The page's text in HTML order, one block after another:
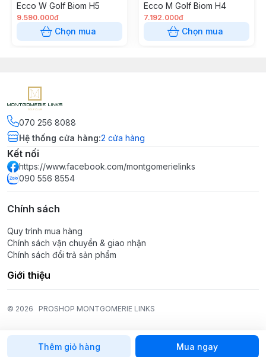
Thêm giỏ hàng Mua ngay
Ecco W Golf Biom H5
9.590.000đ
Chọn mua
Ecco M Golf Biom H4
7.192.000đ
Chọn mua
070 256 8088
Hệ thống cửa hàng:2 cửa hàng
Kết nối
https://www.facebook.com/montgomerielinks
090 556 8554
Chính sách
Quy trình mua hàng
Chính sách vận chuyển & giao nhận
Chính sách đổi trả sản phẩm
Giới thiệu
© 2026 PROSHOP MONTGOMERIE LINKS